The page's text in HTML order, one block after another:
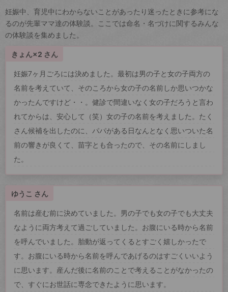
妊娠中、育児中にわからないことがあったり迷ったときに参考にな
るのが先輩ママ達の体験談。ここでは命名・名づけに関するみんな
の体験談を集めました。
きょん×2 さん
妊娠7ヶ月ごろには決めました。最初は男の子と女の子両方の
名前を考えていて、そのころから女の子の名前しか思いつかな
かったんですけど・・。健診で間違いなく女の子だろうと言わ
れてからは、安心して（笑）女の子の名前を考えました。たく
さん候補を出したのに、パパがある日なんとなく思いついた名
前の響きが良くて、苗字とも合ったので、その名前にしまし
た。
ゆうこ さん
名前は産む前に決めていました。男の子でも女の子でも大丈夫
なように両方考えて過ごしていました。お腹にいる時から名前
を呼んでいました。胎動が返ってくるとすごく嬉しかったで
す。お腹にいる時から名前を呼んであげるのはすごくいいよう
に思います。産んだ後に名前のことで考えることがなかったの
で、すぐにお世話に専念できたように思います。